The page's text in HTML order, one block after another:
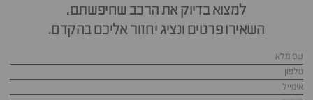
למצוא בדיוק את הרכב שחיפשתם.
השאירו פרטים ונציג יחזור אליכם בהקדם.